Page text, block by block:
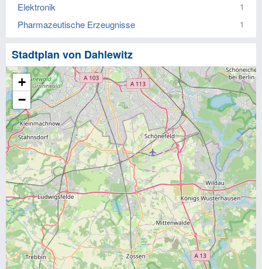
Elektronik 1
Pharmazeutische Erzeugnisse 1
Stadtplan von Dahlewitz
+
−